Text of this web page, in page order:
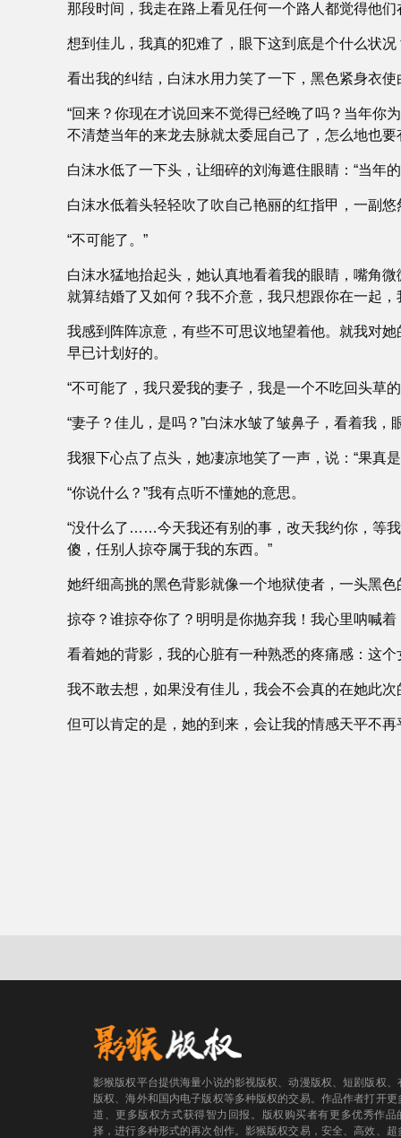
那段时间，我走在路上看见任何一个路人都觉得他
想到佳儿，我真的犯难了，眼下这到底是个什么状
看出我的纠结，白沫水用力笑了一下，黑色紧身衣
“回来？你现在才说回来不觉得已经晚了吗？当年你
不清楚当年的来龙去脉就太委屈自己了，怎么地也要
白沫水低了一下头，让细碎的刘海遮住眼睛：“当年
白沫水低着头轻轻吹了吹自己艳丽的红指甲，一副
“不可能了。”
白沫水猛地抬起头，她认真地看着我的眼睛，嘴角
就算结婚了又如何？我不介意，我只想跟你在一起
我感到阵阵凉意，有些不可思议地望着他。就我对
早已计划好的。
“不可能了，我只爱我的妻子，我是一个不吃回头草
“妻子？佳儿，是吗？”白沫水皱了皱鼻子，看着我，
我狠下心点了点头，她凄凉地笑了一声，说：“果真
“你说什么？”我有点听不懂她的意思。
“没什么了……今天我还有别的事，改天我约你，等
傻，任别人掠夺属于我的东西。”
她纤细高挑的黑色背影就像一个地狱使者，一头黑
掠夺？谁掠夺你了？明明是你抛弃我！我心里呐喊
看着她的背影，我的心脏有一种熟悉的疼痛感：这
我不敢去想，如果没有佳儿，我会不会真的在她此
但可以肯定的是，她的到来，会让我的情感天平不再
影猴版权平台提供海量小说的影视版权、动漫版权、短剧版权、
版权、海外和国内电子版权等多种版权的交易。作品作者打开更
道、更多版权方式获得智力回报。版权购买者有更多优秀作品
择，进行多种形式的再次创作。影猴版权交易，安全、高效、超